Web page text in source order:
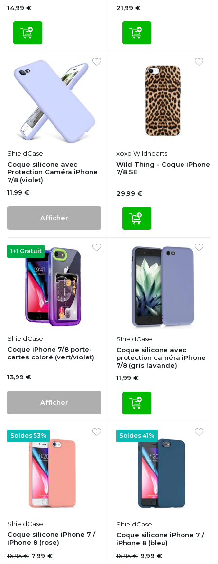
14,99 €
21,99 €
ShieldCase
Coque silicone avec
Protection Caméra iPhone
7/8 (violet)
11,99 €
Afficher
xoxo Wildhearts
Wild Thing - Coque iPhone
7/8 SE
29,99 €
1+1 Gratuit
ShieldCase
Coque iPhone 7/8 porte-
cartes coloré (vert/violet)
13,99 €
Afficher
ShieldCase
Coque silicone avec
protection caméra iPhone
7/8 (gris lavande)
11,99 €
Soldes 53%
ShieldCase
Coque silicone iPhone 7 /
iPhone 8 (rose)
16,95 € 7,99 €
Soldes 41%
ShieldCase
Coque silicone iPhone 7 /
iPhone 8 (bleu)
16,95 € 9,99 €